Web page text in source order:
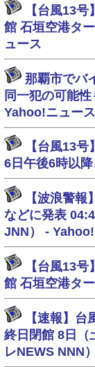
【台風13
館 石垣空港タ
ュース
那覇市でバ
同一犯の可能
Yahoo!ニュース
【台風13
6日午後6時以
【波浪警
などに発表
JNN） -
【台風13
館 石垣空港タ
【速報】台
終日閉館 8日（
レNEWS NNN